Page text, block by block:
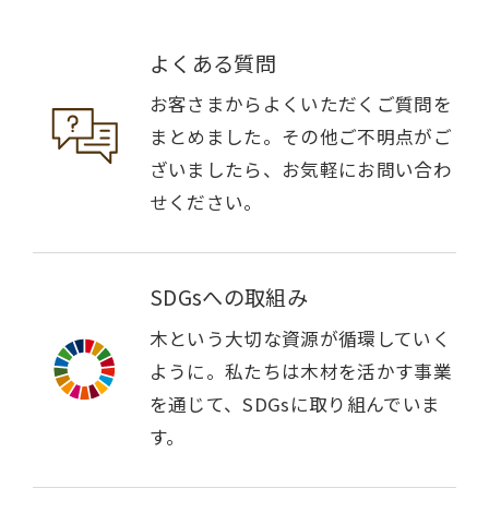
よくある質問
お客さまからよくいただくご質問を
まとめました。その他ご不明点がご
ざいましたら、お気軽にお問い合わ
せください。
SDGsへの取組み
木という大切な資源が循環していく
ように。私たちは木材を活かす事業
を通じて、SDGsに取り組んでいま
す。